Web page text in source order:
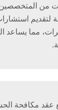
من
لتقديم
مما يساعد
عقد مكافحة